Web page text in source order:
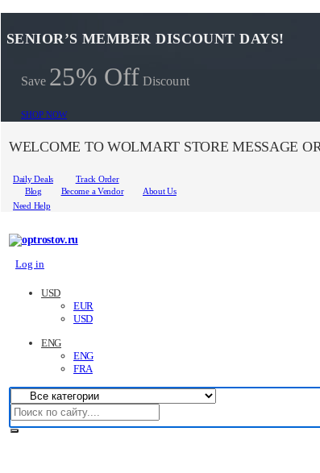
SENIOR’S MEMBER DISCOUNT DAYS!
Save 25% Off Discount
SHOP NOW
WELCOME TO WOLMART STORE MESSAGE
Daily Deals
Track Order
Blog
Become a Vendor
About Us
Need Help
Log in
USD
EUR
USD
ENG
ENG
FRA